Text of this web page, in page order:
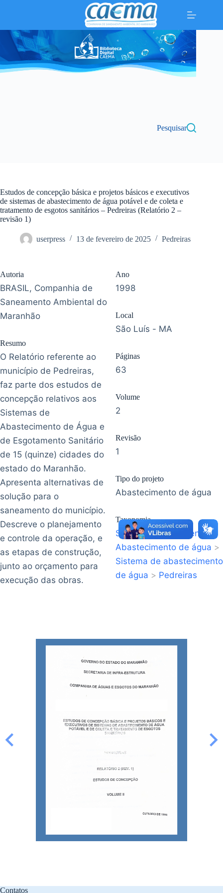
conteúdo
Pesquisar
Estudos de concepção básica e projetos básicos e executivos
de sistemas de abastecimento de água potável e de coleta e
tratamento de esgotos sanitários – Pedreiras (Relatório 2 –
revisão 1)
userpress 13 de fevereiro de 2025 Pedreiras
Autoria
BRASIL, Companhia de
Saneamento Ambiental do
Maranhão
Resumo
O Relatório referente ao
município de Pedreiras,
faz parte dos estudos de
concepção relativos aos
Sistemas de
Abastecimento de Água e
de Esgotamento Sanitário
de 15 (quinze) cidades do
estado do Maranhão.
Apresenta alternativas de
solução para o
saneamento do município.
Descreve o planejamento
e controle da operação, e
as etapas de construção,
junto ao orçamento para
execução das obras.
Ano
1998
Local
São Luís - MA
Páginas
63
Volume
2
Revisão
1
Tipo do projeto
Abastecimento de água
Taxonomia
Saneamento Ambiental>
Abastecimento de água >
Sistema de abastecimento
de água > Pedreiras
Contatos